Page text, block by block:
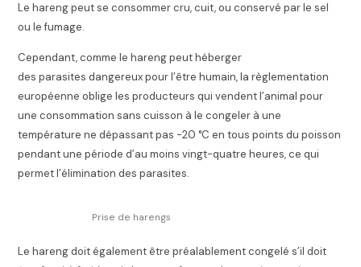
Le hareng peut se consommer cru, cuit, ou conservé par le sel
ou le fumage.
Cependant, comme le hareng peut héberger
des parasites dangereux pour l’être humain, la règlementation
européenne oblige les producteurs qui vendent l’animal pour
une consommation sans cuisson à le congeler à une
température ne dépassant pas -20 °C en tous points du poisson
pendant une période d’au moins vingt-quatre heures, ce qui
permet l’élimination des parasites.
Prise de harengs
Le hareng doit également être préalablement congelé s’il doit